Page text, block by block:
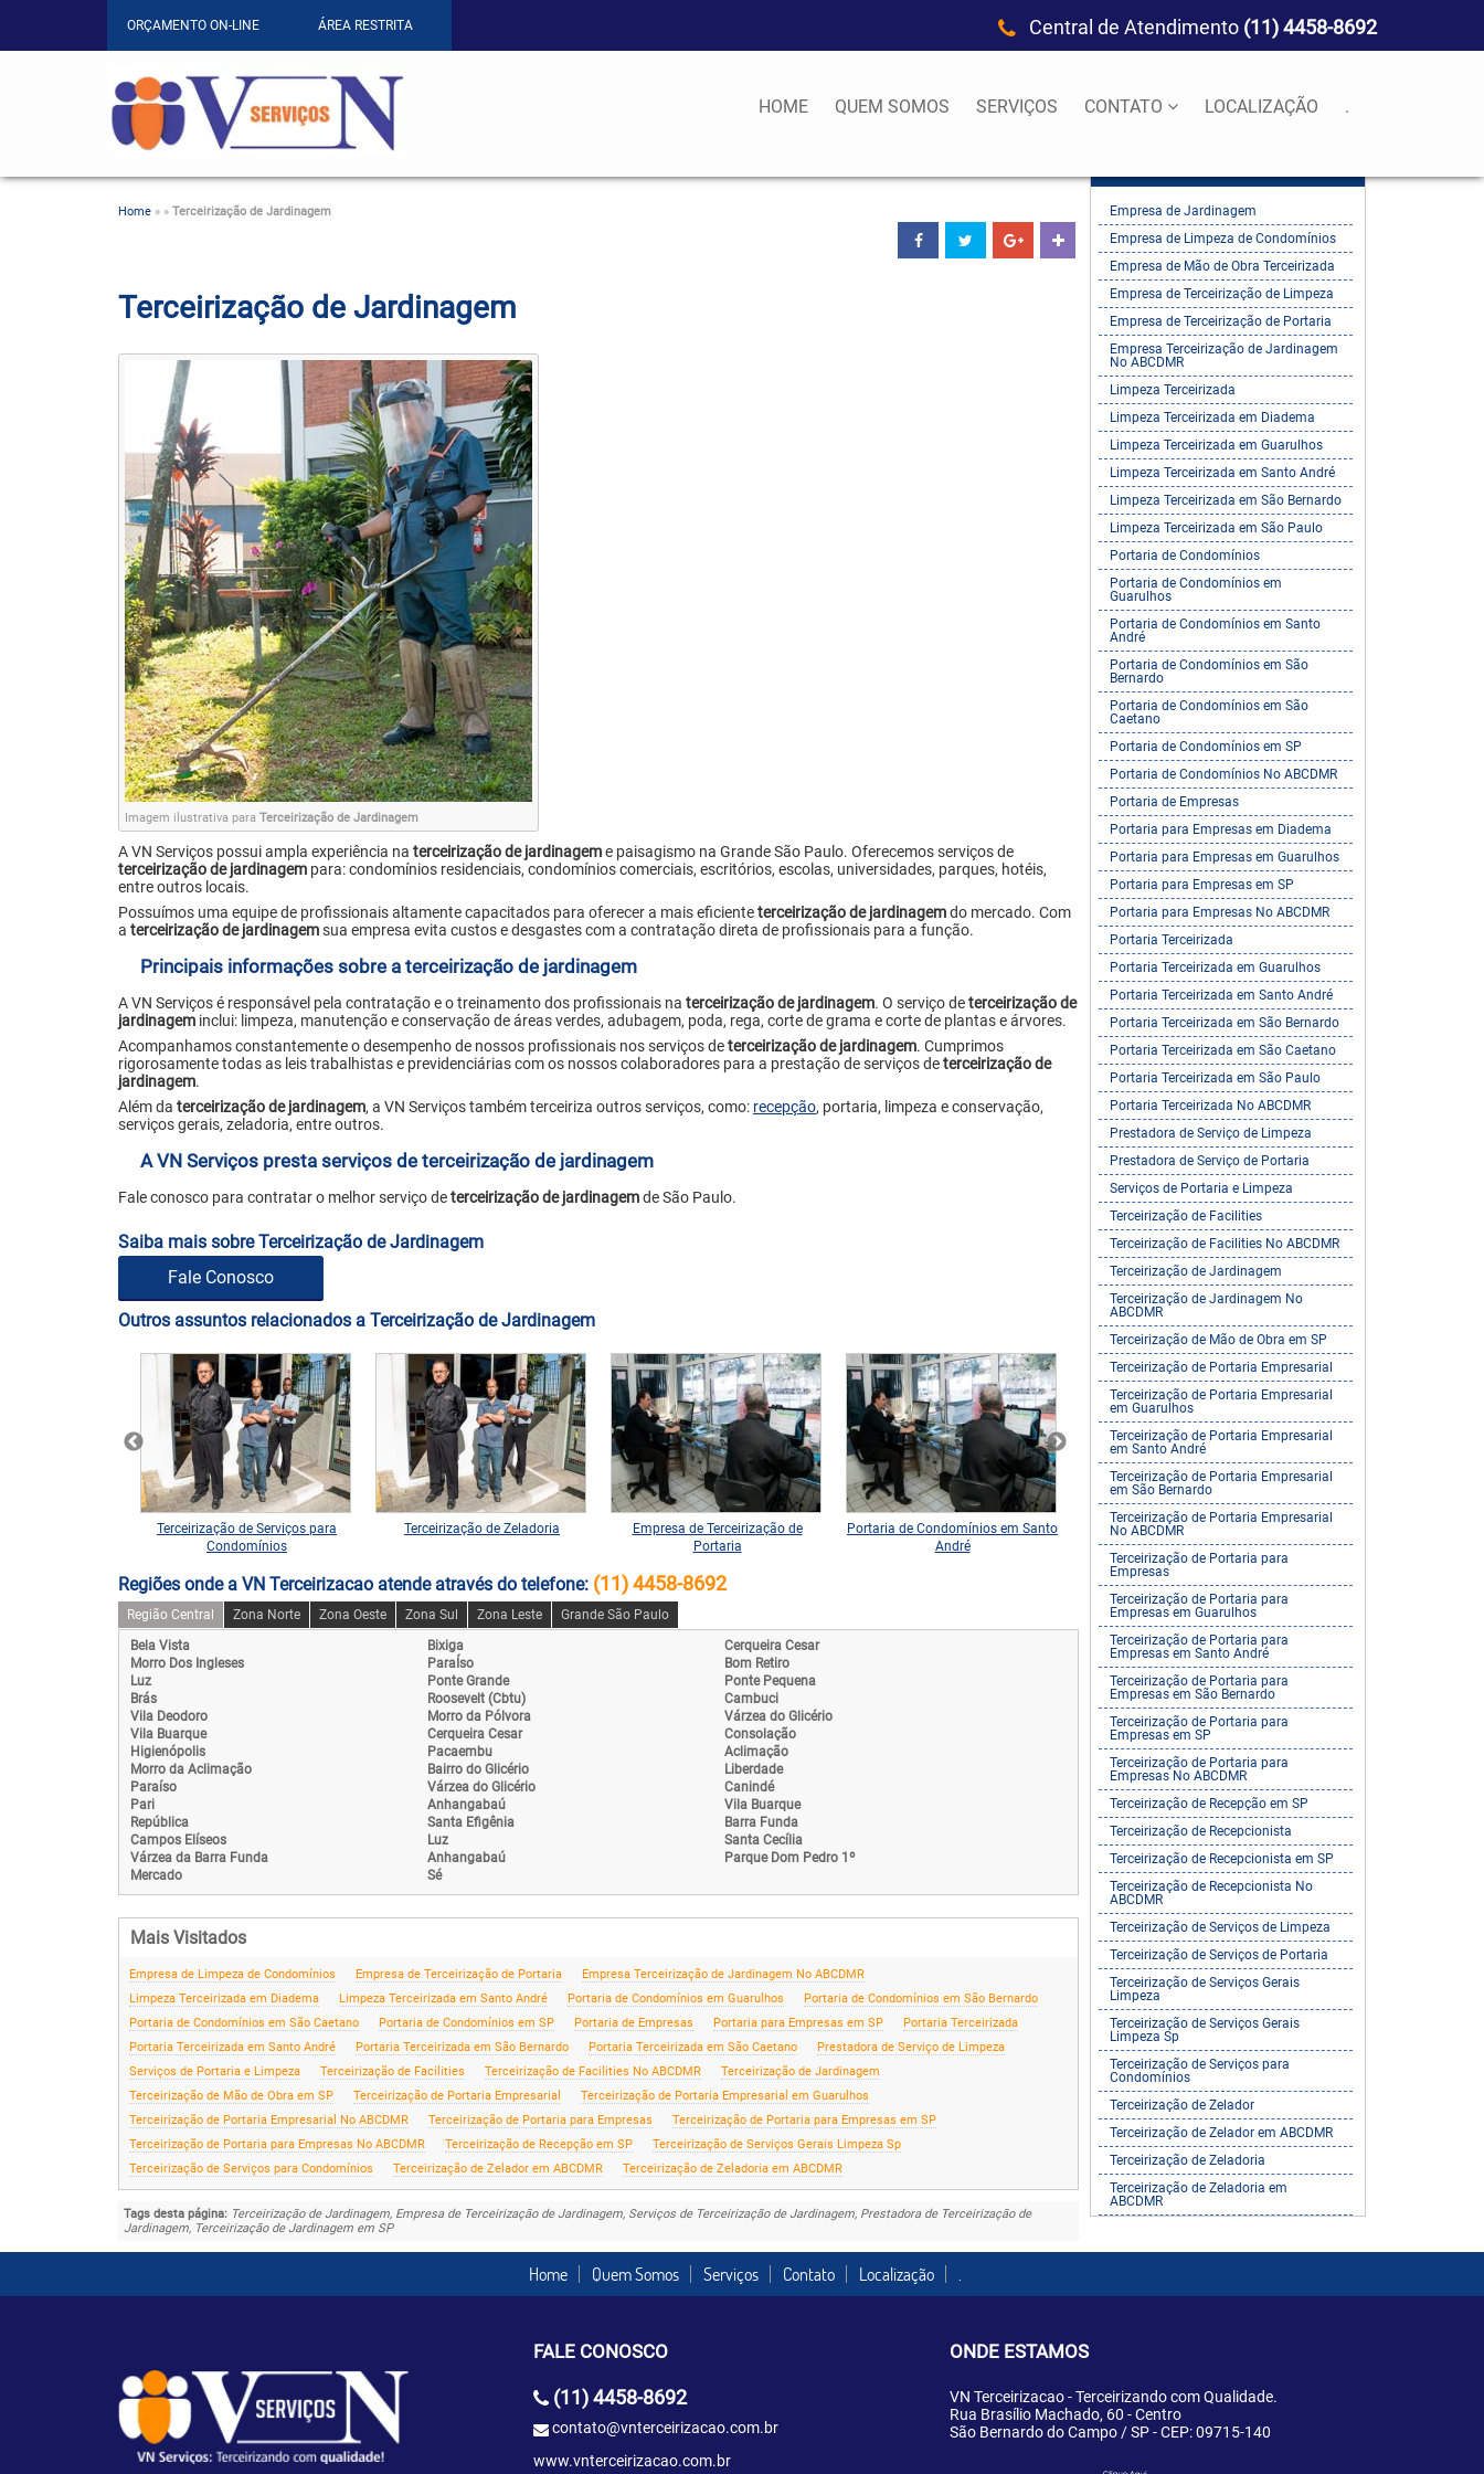
ORÇAMENTO ON-LINE ÁREA RESTRITA Central de Atendimento (11) 4458-8692
HOME QUEM SOMOS SERVIÇOS CONTATO LOCALIZAÇÃO .
Home » » Terceirização de Jardinagem
Terceirização de Jardinagem
Imagem ilustrativa para Terceirização de Jardinagem
A VN Serviços possui ampla experiência na terceirização de jardinageme paisagismo na Grande São Paulo. Oferecemos serviços de
terceirização de jardinagem para: condomínios residenciais, condomínios comerciais, escritórios, escolas, universidades, parques, hotéis,
entre outros locais.
Possuímos uma equipe de profissionais altamente capacitados para oferecer a mais eficienteterceirização de jardinagemdo mercado. Com
a terceirização de jardinagemsua empresa evita custos e desgastes com a contratação direta de profissionais para a função.
Principais informações sobre a terceirização de jardinagem
A VN Serviços é responsável pela contratação e o treinamento dos profissionais na terceirização de jardinagem. O serviço deterceirização de
jardinagem inclui: limpeza, manutenção e conservação de áreas verdes, adubagem, poda, rega, corte de grama e corte de plantas e árvores.
Acompanhamos constantemente o desempenho de nossos profissionais nos serviços deterceirização de jardinagem. Cumprimos
rigorosamente todas as leis trabalhistas e previdenciárias com os nossos colaboradores para a prestação de serviços deterceirização de
jardinagem.
Além da terceirização de jardinagem, a VN Serviços também terceiriza outros serviços, como: recepção, portaria, limpeza e conservação,
serviços gerais, zeladoria, entre outros.
A VN Serviços presta serviços de terceirização de jardinagem
Fale conosco para contratar o melhor serviço deterceirização de jardinagemde São Paulo.
Saiba mais sobre Terceirização de Jardinagem
Fale Conosco
Outros assuntos relacionados a Terceirização de Jardinagem
Terceirização de Serviços para
Condomínios
Terceirização de Zeladoria
Empresa de Terceirização de
Portaria
Portaria de Condomínios em Santo
André
Portaria para Empresas No
ABCDMR
Regiões onde a VN Terceirizacao atende através do telefone: (11) 4458-8692
Região Central Zona Norte Zona Oeste Zona Sul Zona Leste
Grande São Paulo
Bela Vista
Bixiga
Cerqueira Cesar
Morro Dos Ingleses
ParaÍso
Bom Retiro
Luz
Ponte Grande
Ponte Pequena
Brás
Roosevelt (Cbtu)
Cambuci
Vila Deodoro
Morro da Pólvora
Várzea do Glicério
Vila Buarque
Cerqueira Cesar
Consolação
Higienópolis
Pacaembu
Aclimação
Morro da Aclimação
Bairro do Glicério
Liberdade
Paraíso
Várzea do Glicério
Canindé
Pari
Anhangabaú
Vila Buarque
República
Santa Efigênia
Barra Funda
Campos Elíseos
Luz
Santa Cecília
Várzea da Barra Funda
Anhangabaú
Parque Dom Pedro 1º
Mercado
Sé
Mais Visitados
Empresa de Limpeza de Condomínios Empresa de Terceirização de Portaria
Empresa Terceirização de Jardinagem No ABCDMR
Limpeza Terceirizada em Diadema
Limpeza Terceirizada em Santo André Portaria de Condomínios em Guarulhos
Portaria de Condomínios em São Bernardo
Portaria de Condomínios em São Caetano
Portaria de Condomínios em SP Portaria de Empresas Portaria para Empresas em SP
Portaria Terceirizada
Portaria Terceirizada em Santo André
Portaria Terceirizada em São Bernardo Portaria Terceirizada em São Caetano
Prestadora de Serviço de Limpeza
Serviços de Portaria e Limpeza
Terceirização de Facilities Terceirização de Facilities No ABCDMR
Terceirização de Jardinagem
Terceirização de Mão de Obra em SP
Terceirização de Portaria Empresarial
Terceirização de Portaria Empresarial em Guarulhos
Terceirização de Portaria Empresarial No ABCDMR
Terceirização de Portaria para Empresas
Terceirização de Portaria para Empresas em SP
Terceirização de Portaria para Empresas No ABCDMR
Terceirização de Recepção em SP
Terceirização de Serviços Gerais Limpeza Sp
Terceirização de Serviços para Condomínios
Terceirização de Zelador em ABCDMR Terceirização de Zeladoria em ABCDMR
Tags desta página: Terceirização de Jardinagem, Empresa de Terceirização de Jardinagem, Serviços de Terceirização de Jardinagem, Prestadora de Terceirização de
Jardinagem, Terceirização de Jardinagem em SP
Empresa de Jardinagem
Empresa de Limpeza de Condomínios
Empresa de Mão de Obra Terceirizada
Empresa de Terceirização de Limpeza
Empresa de Terceirização de Portaria
Empresa Terceirização de Jardinagem
No ABCDMR
Limpeza Terceirizada
Limpeza Terceirizada em Diadema
Limpeza Terceirizada em Guarulhos
Limpeza Terceirizada em Santo André
Limpeza Terceirizada em São Bernardo
Limpeza Terceirizada em São Paulo
Portaria de Condomínios
Portaria de Condomínios em
Guarulhos
Portaria de Condomínios em Santo
André
Portaria de Condomínios em São
Bernardo
Portaria de Condomínios em São
Caetano
Portaria de Condomínios em SP
Portaria de Condomínios No ABCDMR
Portaria de Empresas
Portaria para Empresas em Diadema
Portaria para Empresas em Guarulhos
Portaria para Empresas em SP
Portaria para Empresas No ABCDMR
Portaria Terceirizada
Portaria Terceirizada em Guarulhos
Portaria Terceirizada em Santo André
Portaria Terceirizada em São Bernardo
Portaria Terceirizada em São Caetano
Portaria Terceirizada em São Paulo
Portaria Terceirizada No ABCDMR
Prestadora de Serviço de Limpeza
Prestadora de Serviço de Portaria
Serviços de Portaria e Limpeza
Terceirização de Facilities
Terceirização de Facilities No ABCDMR
Terceirização de Jardinagem
Terceirização de Jardinagem No
ABCDMR
Terceirização de Mão de Obra em SP
Terceirização de Portaria Empresarial
Terceirização de Portaria Empresarial
em Guarulhos
Terceirização de Portaria Empresarial
em Santo André
Terceirização de Portaria Empresarial
em São Bernardo
Terceirização de Portaria Empresarial
No ABCDMR
Terceirização de Portaria para
Empresas
Terceirização de Portaria para
Empresas em Guarulhos
Terceirização de Portaria para
Empresas em Santo André
Terceirização de Portaria para
Empresas em São Bernardo
Terceirização de Portaria para
Empresas em SP
Terceirização de Portaria para
Empresas No ABCDMR
Terceirização de Recepção em SP
Terceirização de Recepcionista
Terceirização de Recepcionista em SP
Terceirização de Recepcionista No
ABCDMR
Terceirização de Serviços de Limpeza
Terceirização de Serviços de Portaria
Terceirização de Serviços Gerais
Limpeza
Terceirização de Serviços Gerais
Limpeza Sp
Terceirização de Serviços para
Condomínios
Terceirização de Zelador
Terceirização de Zelador em ABCDMR
Terceirização de Zeladoria
Terceirização de Zeladoria em
ABCDMR
Home Quem Somos Serviços Contato Localização
FALE CONOSCO
(11) 4458-8692
contato@vnterceirizacao.com.br
www.vnterceirizacao.com.br
ONDE ESTAMOS
VN Terceirizacao - Terceirizando com Qualidade.
Rua Brasílio Machado, 60 - Centro
São Bernardo do Campo / SP - CEP: 09715-140